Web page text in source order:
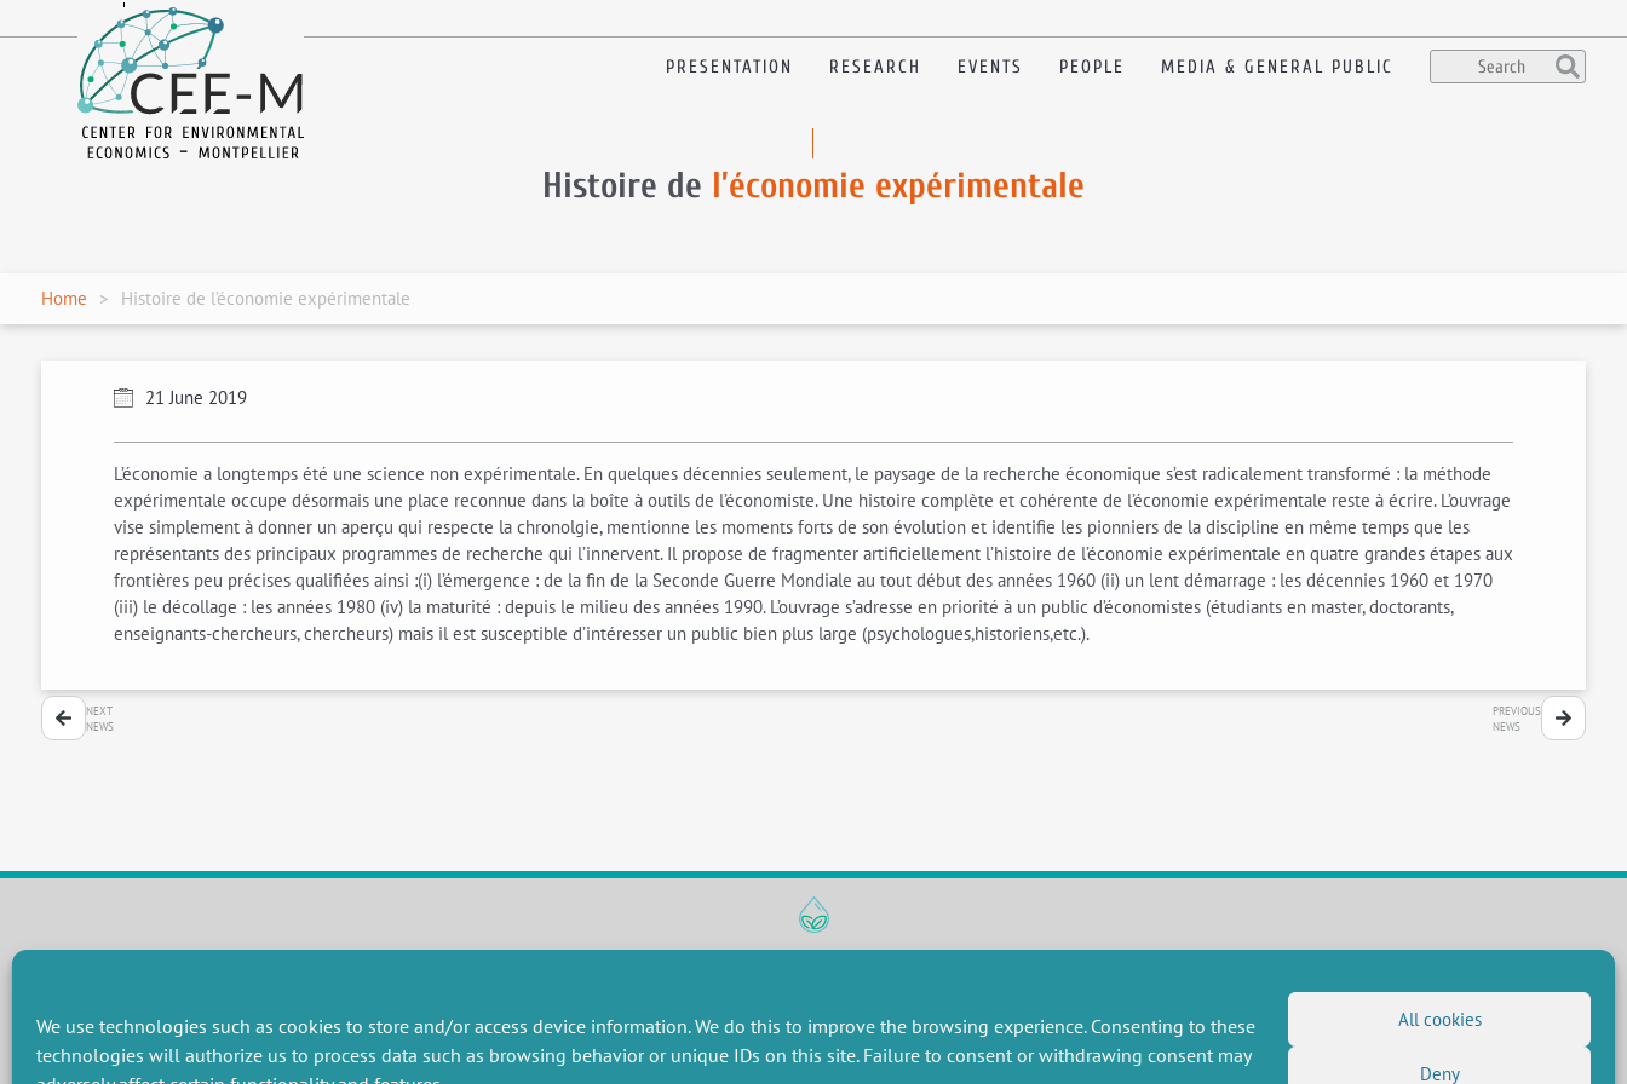
We use technologies such as cookies to store and/or access device information. We do this to improve the browsing experience. Consenting to these
technologies will authorize us to process data such as browsing behavior or unique IDs on this site. Failure to consent or withdrawing consent may
All cookies
Deny
en
PRESENTATION RESEARCH EVENTS PEOPLE MEDIA & GENERAL PUBLIC
Histoire de l’économie expérimentale
Home Histoire de l’économie expérimentale
21 June 2019
L’économie a longtemps été une science non expérimentale. En quelques décennies seulement, le paysage de la recherche économique s’est radicalement transformé : la méthode
expérimentale occupe désormais une place reconnue dans la boîte à outils de l’économiste. Une histoire complète et cohérente de l’économie expérimentale reste à écrire. L’ouvrage
vise simplement à donner un aperçu qui respecte la chronolgie, mentionne les moments forts de son évolution et identifie les pionniers de la discipline en même temps que les
représentants des principaux programmes de recherche qui l’innervent. Il propose de fragmenter artificiellement l’histoire de l’économie expérimentale en quatre grandes étapes aux
frontières peu précises qualifiées ainsi :(i) l’émergence : de la fin de la Seconde Guerre Mondiale au tout début des années 1960 (ii) un lent démarrage : les décennies 1960 et 1970
(iii) le décollage : les années 1980 (iv) la maturité : depuis le milieu des années 1990. L’ouvrage s’adresse en priorité à un public d’économistes (étudiants en master, doctorants,
enseignants-chercheurs, chercheurs) mais il est susceptible d’intéresser un public bien plus large (psychologues,historiens,etc.).
NEXT
NEWS
PREVIOUS
NEWS
Towards effective and equitable environmental governance
Promoting an ecologically-innovative agriculture
Managing environmental risks
Partnerships
Research projects
Job market
Intranet
Social networks
(Twitter)